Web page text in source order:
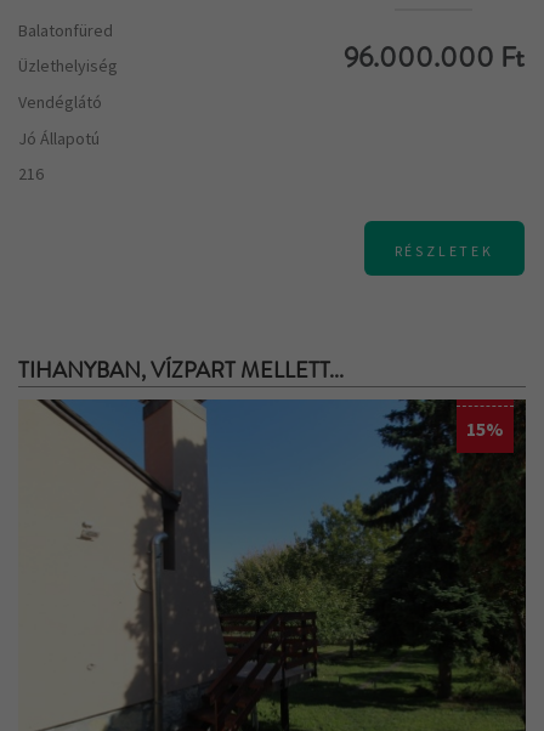
Balatonfüred
Üzlethelyiség
Vendéglátó
Jó Állapotú
216
96.000.000 Ft
RÉSZLETEK
TIHANYBAN, VÍZPART MELLETT...
15%